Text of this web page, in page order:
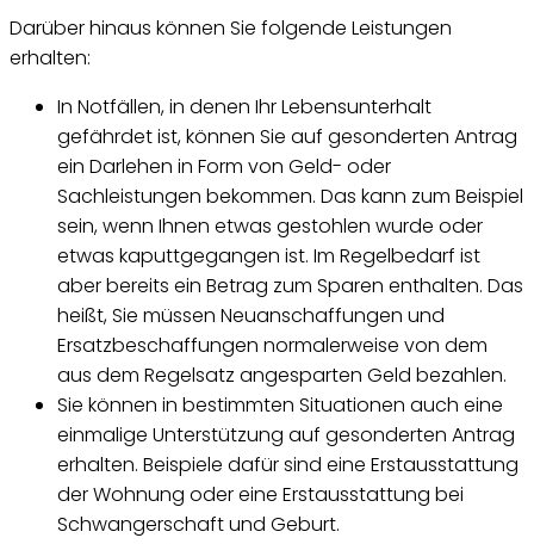
Darüber hinaus können Sie folgende Leistungen
erhalten:
In Notfällen, in denen Ihr Lebensunterhalt
gefährdet ist, können Sie auf gesonderten Antrag
ein Darlehen in Form von Geld- oder
Sachleistungen bekommen. Das kann zum Beispiel
sein, wenn Ihnen etwas gestohlen wurde oder
etwas kaputtgegangen ist. Im Regelbedarf ist
aber bereits ein Betrag zum Sparen enthalten. Das
heißt, Sie müssen Neuanschaffungen und
Ersatzbeschaffungen normalerweise von dem
aus dem Regelsatz angesparten Geld bezahlen.
Sie können in bestimmten Situationen auch eine
einmalige Unterstützung auf gesonderten Antrag
erhalten. Beispiele dafür sind eine Erstausstattung
der Wohnung oder eine Erstausstattung bei
Schwangerschaft und Geburt.